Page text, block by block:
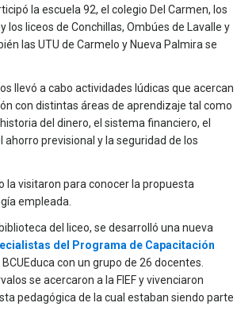
la escuela 92, el colegio Del Carmen, los
los liceos de Conchillas, Ombúes de Lavalle y
las UTU de Carmelo y Nueva Palmira se
llevó a cabo actividades lúdicas que acercan
con distintas áreas de aprendizaje tal como
del dinero, el sistema financiero, el
ahorro previsional y la seguridad de los
la visitaron para conocer la propuesta
empleada.
del liceo, se desarrolló una nueva
del Programa de Capacitación
con un grupo de 26 docentes.
se acercaron a la FIEF y vivenciaron
pedagógica de la cual estaban siendo parte